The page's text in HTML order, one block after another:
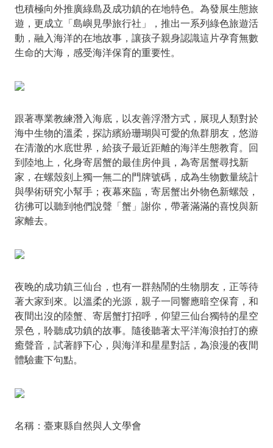
也積極向外推廣綠島及成功鎮的在地特色。為發展生態旅
遊，更成立「島嶼見學旅行社」，推出一系列綠色旅遊活
動，融入海洋的在地故事，讓孩子親身認識這片孕育無數
生命的大海，感受海洋保育的重要性。
跟著專業教練潛入海底，以友善浮潛方式，展現人類對於
海中生物的溫柔，探訪繽紛珊瑚與可愛的魚群朋友，悠游
在清澈的水底世界，給孩子最近距離的海洋生態教育。回
到陸地上，化身寄居蟹的最佳房仲員，為寄居蟹尋找新
家，在螺殼刻上獨一無二的門牌號碼，成為生物數量統計
與學術研究小幫手；夜幕來臨，寄居蟹出外物色新螺殼，
彷彿可以聽到牠們說聲「蟹」謝你，帶著滿滿的喜悅與新
家離去。
夜晚的成功鎮三仙台，也有一群熱鬧的生物朋友，正等待
著大家到來。以溫柔的光源，親子一同響應暗空保育，和
夜間出沒的陸蟹、寄居蟹打招呼，仰望三仙台獨特的星空
景色，聆聽成功鎮的故事。隨後聽著太平洋海浪拍打的療
癒聲音，試著靜下心，與海洋和星星對話，為浪漫的夜間
體驗畫下句點。
名稱：臺東縣自然與人文學會